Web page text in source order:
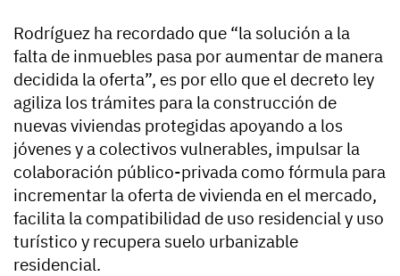
Rodríguez ha recordado que “la solución a la
falta de inmuebles pasa por aumentar de manera
decidida la oferta”, es por ello que el decreto ley
agiliza los trámites para la construcción de
nuevas viviendas protegidas apoyando a los
jóvenes y a colectivos vulnerables, impulsar la
colaboración público-privada como fórmula para
incrementar la oferta de vivienda en el mercado,
facilita la compatibilidad de uso residencial y uso
turístico y recupera suelo urbanizable
residencial.